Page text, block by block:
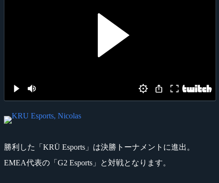
勝利した「KRÜ Esports」は決勝トーナメントに進出。
EMEA代表の「G2 Esports」と対戦となります。